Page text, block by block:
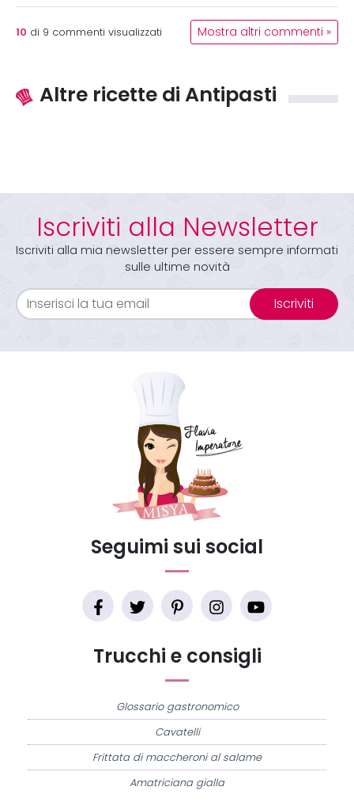
10 di 9 commenti visualizzati Mostra altri commenti »
Altre ricette di Antipasti
Iscriviti alla Newsletter
Iscriviti alla mia newsletter per essere sempre informati
sulle ultime novità
Iscriviti
Trucchi e consigli
Glossario gastronomico
Cavatelli
Frittata di maccheroni al salame
Amatriciana gialla
Seguimi sui social